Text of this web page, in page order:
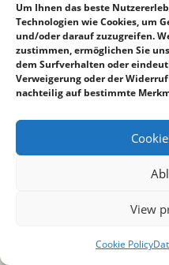
Um Ihnen das beste
Technologien wie Cookies, um
und/oder darauf zuzugreifen.
zustimmen, ermöglichen Sie
dem Surfverhalten oder
Verweigerung oder der
nachteilig auf bestimmte
View
Cookie Policy
4. Oktober 2024
Zeit:
18:15 bis 22:00